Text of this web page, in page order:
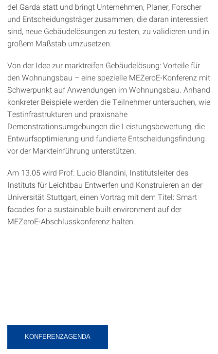
del Garda statt und bringt Unternehmen, Planer, Forscher
und Entscheidungsträger zusammen, die daran interessiert
sind, neue Gebäudelösungen zu testen, zu validieren und in
großem Maßstab umzusetzen.
Von der Idee zur marktreifen Gebäudelösung: Vorteile für
den Wohnungsbau – eine spezielle MEZeroE-Konferenz mit
Schwerpunkt auf Anwendungen im Wohnungsbau. Anhand
konkreter Beispiele werden die Teilnehmer untersuchen, wie
Testinfrastrukturen und praxisnahe
Demonstrationsumgebungen die Leistungsbewertung, die
Entwurfsoptimierung und fundierte Entscheidungsfindung
vor der Markteinführung unterstützen.
Am 13.05 wird Prof. Lucio Blandini, Institutsleiter des
Instituts für Leichtbau Entwerfen und Konstruieren an der
Universität Stuttgart, einen Vortrag mit dem Titel: Smart
facades for a sustainable built environment auf der
MEZeroE-Abschlusskonferenz halten.
KONFERENZAGENDA